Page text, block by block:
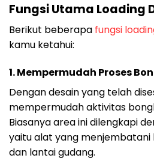
Fungsi Utama Loading
Berikut beberapa fungsi
kamu ketahui:
1.Mempermudah Proses
Dengan desain yang telah
mempermudah aktivitas
Biasanya area ini dilengkapi
yaitu alat yang
dan lantai gudang.